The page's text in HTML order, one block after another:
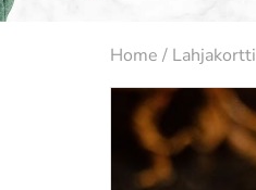
Home / Lahjakortti